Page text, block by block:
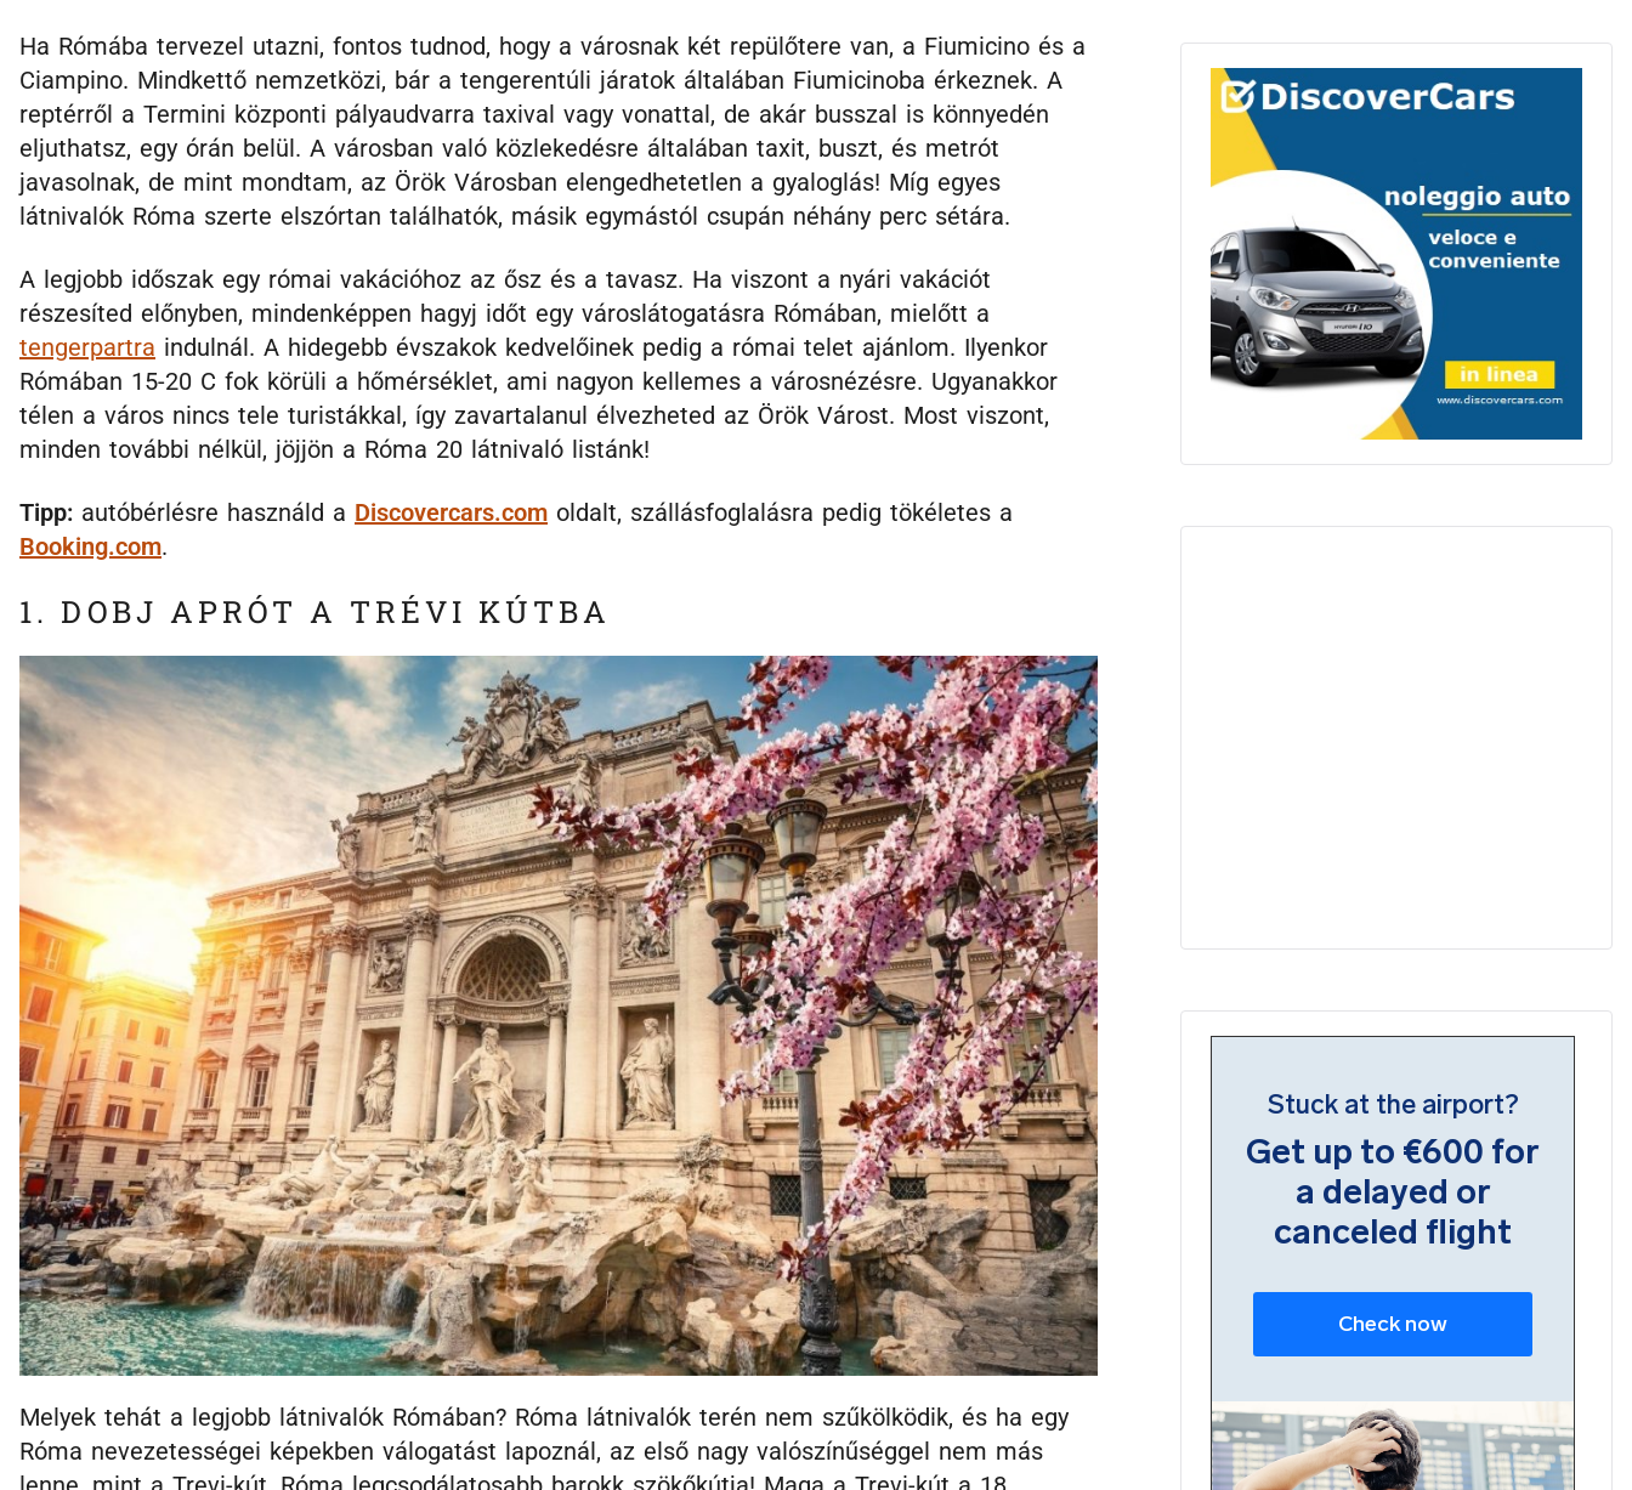
Ha Rómába tervezel utazni, fontos tudnod, hogy a városnak két repülőtere van, a Fiumicino és a
Ciampino. Mindkettő nemzetközi, bár a tengerentúli járatok általában Fiumicinoba érkeznek. A
reptérről a Termini központi pályaudvarra taxival vagy vonattal, de akár busszal is könnyedén
eljuthatsz, egy órán belül. A városban való közlekedésre általában taxit, buszt, és metrót
javasolnak, de mint mondtam, az Örök Városban elengedhetetlen a gyaloglás! Míg egyes
látnivalók Róma szerte elszórtan találhatók, másik egymástól csupán néhány perc sétára.
A legjobb időszak egy római vakációhoz az ősz és a tavasz. Ha viszont a nyári vakációt
részesíted előnyben, mindenképpen hagyj időt egy városlátogatásra Rómában, mielőtt a
tengerpartra indulnál. A hidegebb évszakok kedvelőinek pedig a római telet ajánlom. Ilyenkor
Rómában 15-20 C fok körüli a hőmérséklet, ami nagyon kellemes a városnézésre. Ugyanakkor
télen a város nincs tele turistákkal, így zavartalanul élvezheted az Örök Várost. Most viszont,
minden további nélkül, jöjjön a Róma 20 látnivaló listánk!
Tipp: autóbérlésre használd a Discovercars.com oldalt, szállásfoglalásra pedig tökéletes a
Booking.com.
1. DOBJ APRÓT A TRÉVI KÚTBA
Melyek tehát a legjobb látnivalók Rómában? Róma látnivalók terén nem szűkölködik, és ha egy
Róma nevezetességei képekben válogatást lapoznál, az első nagy valószínűséggel nem más